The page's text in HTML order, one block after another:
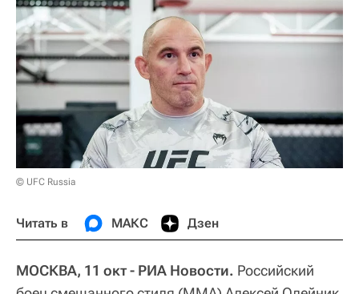
© UFC Russia
Читать в МАКС Дзен
МОСКВА, 11 окт - РИА Новости. Российский